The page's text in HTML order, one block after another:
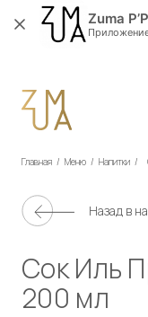
Главная / Меню / Напитки /
Назад в
Сок Иль Примо Апельсин
200 мл